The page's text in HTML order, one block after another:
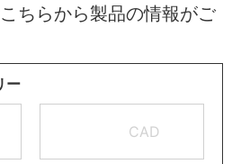
ちらから製品の情報がご
ー
CAD